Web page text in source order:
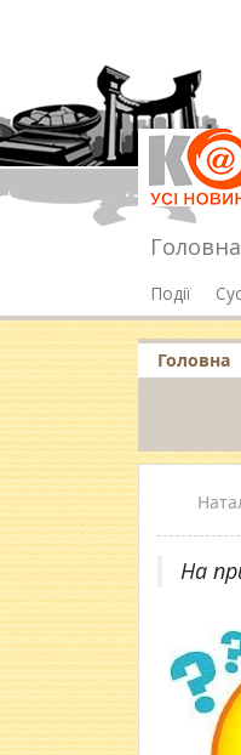
Головна
Події
Головна
На